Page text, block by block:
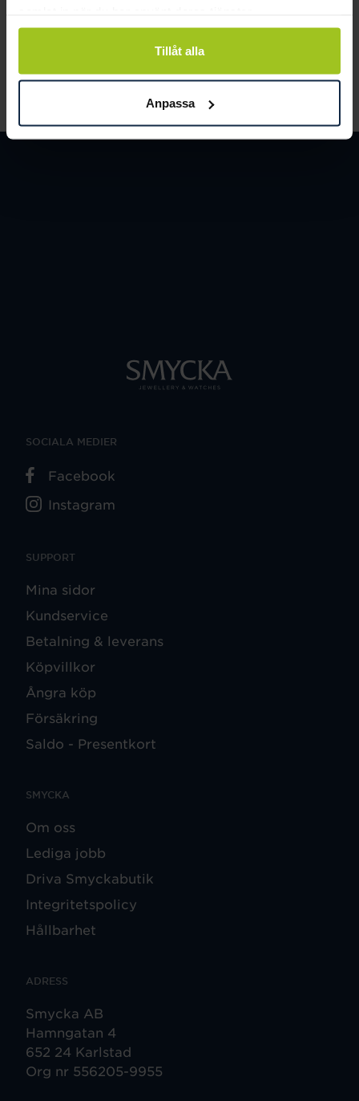
Tillåt alla
Anpassa
och människor.
LÄS MER
SUPPORT
Mina sidor
Kundservice
Betalning & leverans
Köpvillkor
Ångra köp
Försäkring
Saldo - Presentkort
SMYCKA
Om oss
Lediga jobb
Driva Smyckabutik
Integritetspolicy
Hållbarhet
ADRESS
Smycka AB
Hamngatan 4
652 24 Karlstad
Org nr 556205-9955
SOCIALA MEDIER
Facebook
Instagram